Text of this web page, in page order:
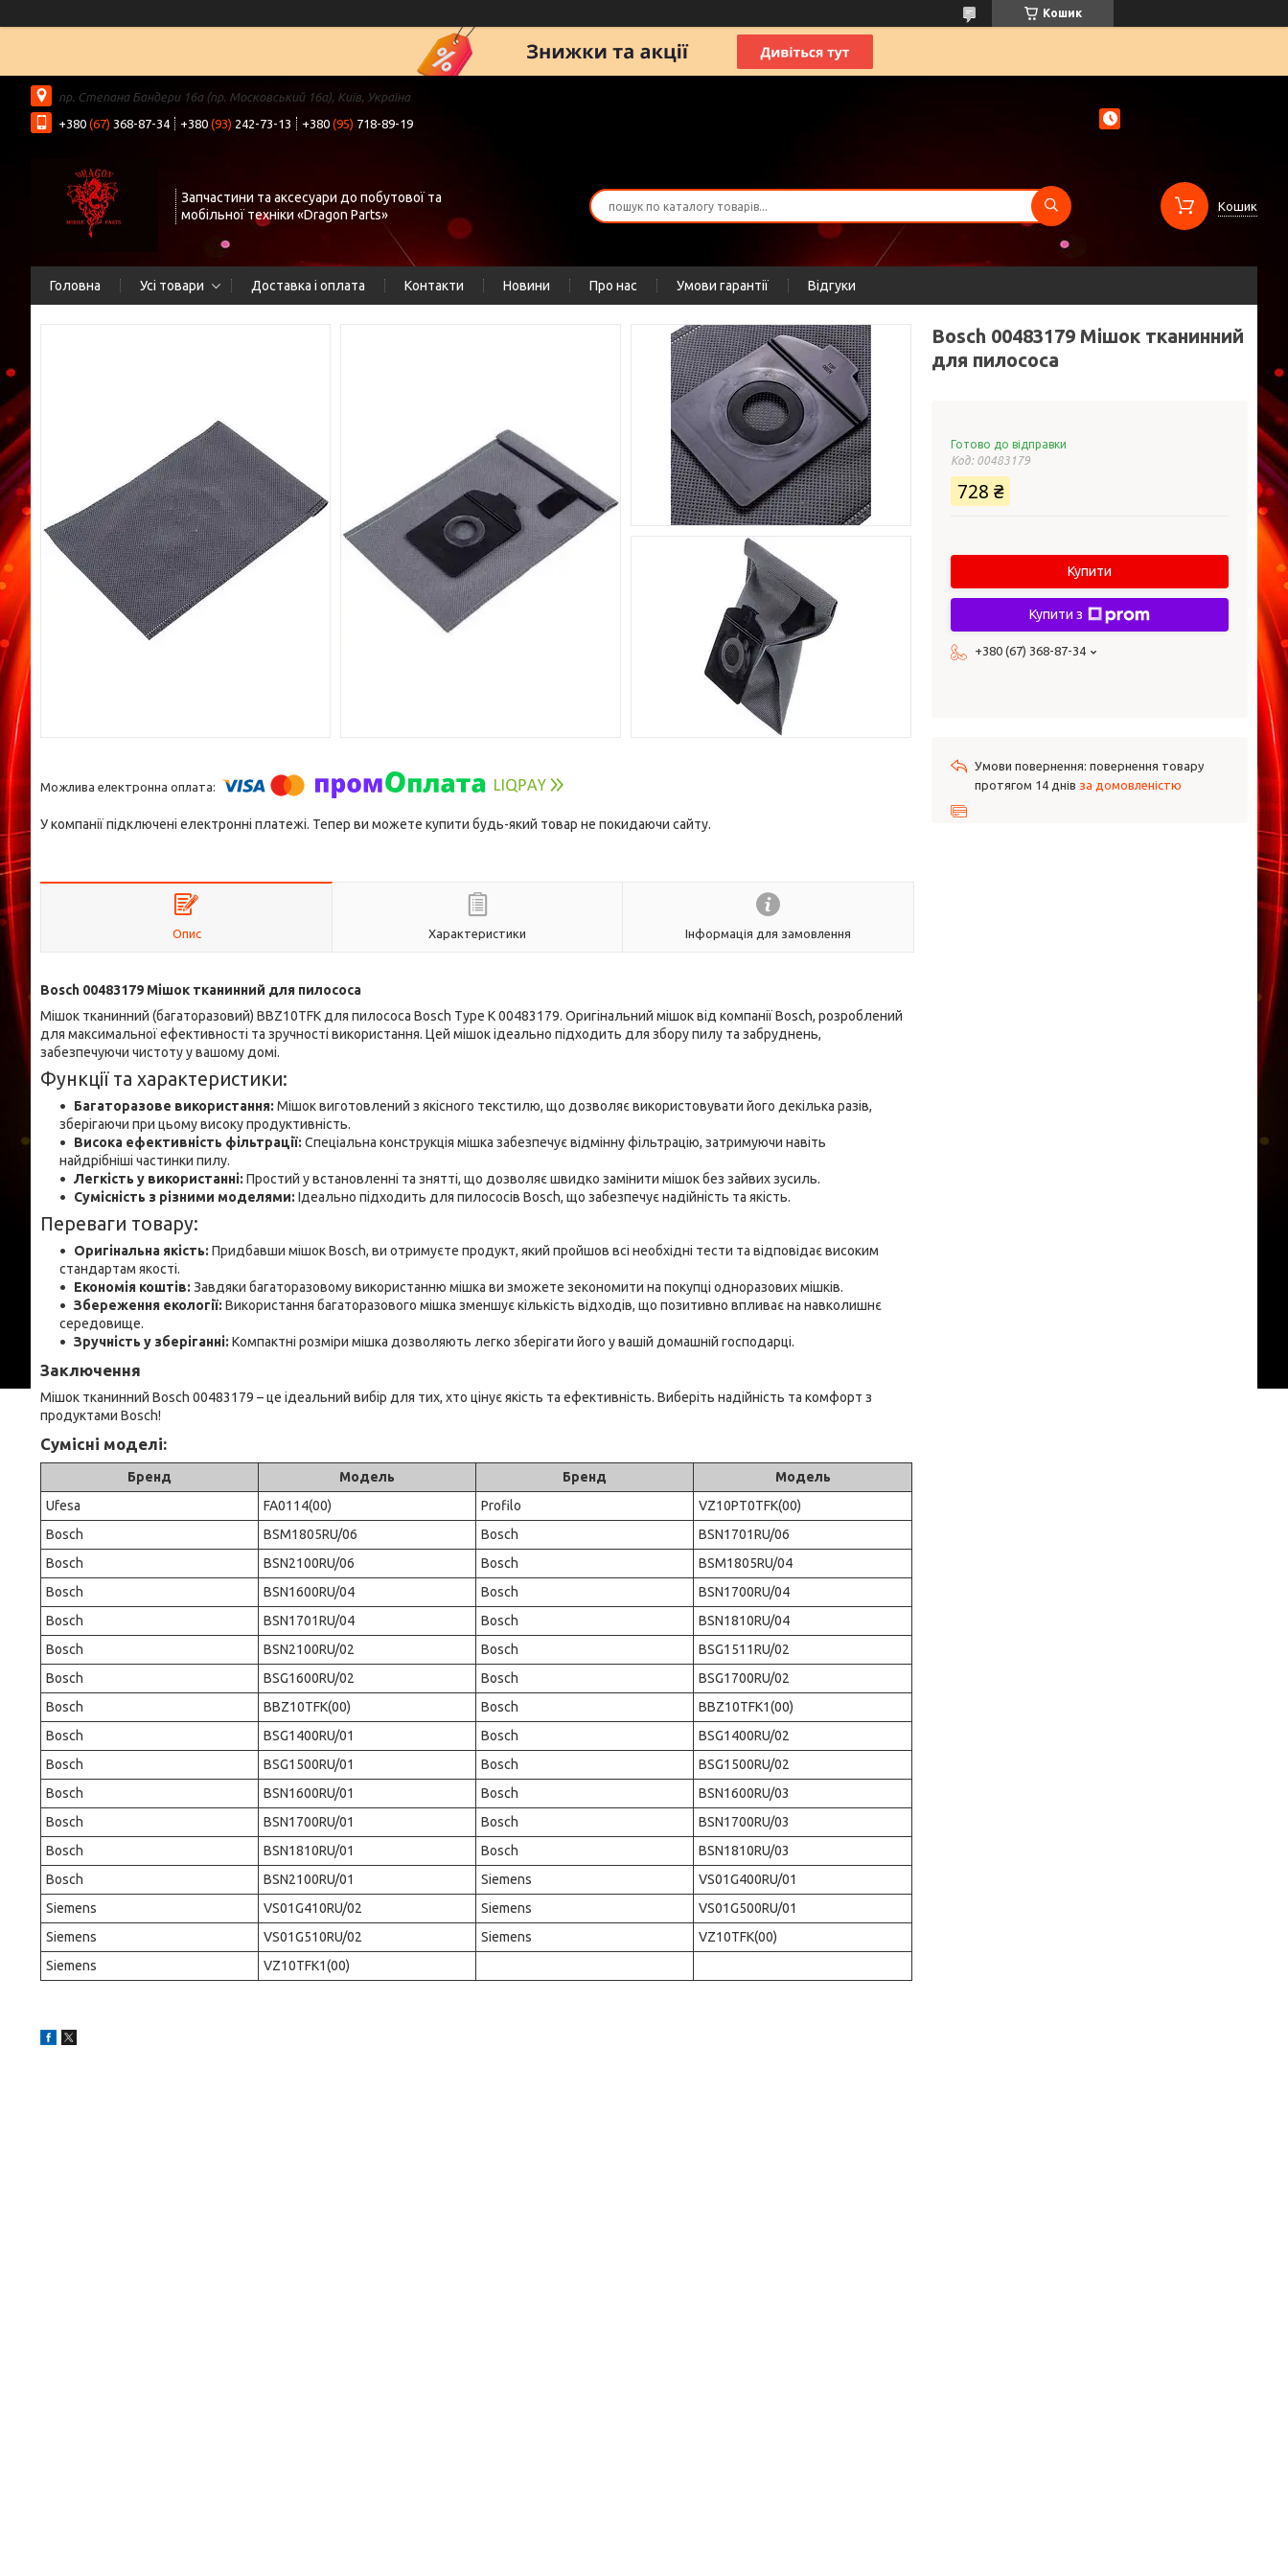
Кошик
пр. Степана Бандери 16а (пр. Московський 16а), Київ, Україна
+380 (67) 368-87-34 +380 (93) 242-73-13 +380 (95) 718-89-19
Запчастини та аксесуари до побутової та
мобільної техніки «Dragon Parts»
Кошик
Головна Усі товари Доставка і оплата Контакти Новини Про нас Умови гарантії Відгуки
У компанії підключені електронні платежі. Тепер ви можете купити будь-який товар не покидаючи сайту.
Опис Характеристики Інформація для замовлення
Bosch 00483179 Мішок тканинний для пилососа
Мішок тканинний (багаторазовий) BBZ10TFK для пилососа Bosch Type K 00483179. Оригінальний мішок від компанії Bosch, розроблений
для максимальної ефективності та зручності використання. Цей мішок ідеально підходить для збору пилу та забруднень,
забезпечуючи чистоту у вашому домі.
Функції та характеристики:
Багаторазове використання: Мішок виготовлений з якісного текстилю, що дозволяє використовувати його декілька разів,
зберігаючи при цьому високу продуктивність.
Висока ефективність фільтрації: Спеціальна конструкція мішка забезпечує відмінну фільтрацію, затримуючи навіть
найдрібніші частинки пилу.
Легкість у використанні: Простий у встановленні та знятті, що дозволяє швидко замінити мішок без зайвих зусиль.
Сумісність з різними моделями: Ідеально підходить для пилососів Bosch, що забезпечує надійність та якість.
Переваги товару:
Оригінальна якість: Придбавши мішок Bosch, ви отримуєте продукт, який пройшов всі необхідні тести та відповідає високим
стандартам якості.
Економія коштів: Завдяки багаторазовому використанню мішка ви зможете зекономити на покупці одноразових мішків.
Збереження екології: Використання багаторазового мішка зменшує кількість відходів, що позитивно впливає на навколишнє
середовище.
Зручність у зберіганні: Компактні розміри мішка дозволяють легко зберігати його у вашій домашній господарці.
Заключення
Мішок тканинний Bosch 00483179 – це ідеальний вибір для тих, хто цінує якість та ефективність. Виберіть надійність та комфорт з
продуктами Bosch!
Сумісні моделі:
Бренд Модель Бренд
Модель
Ufesa
FA0114(00) Profilo
VZ10PT0TFK(00)
Bosch
BSM1805RU/06 Bosch
BSN1701RU/06
Bosch
BSN2100RU/06 Bosch
BSM1805RU/04
Bosch
BSN1600RU/04 Bosch
BSN1700RU/04
Bosch
BSN1701RU/04 Bosch
BSN1810RU/04
Bosch
BSN2100RU/02 Bosch
BSG1511RU/02
Bosch
BSG1600RU/02 Bosch
BSG1700RU/02
Bosch
BBZ10TFK(00) Bosch
BBZ10TFK1(00)
Bosch
BSG1400RU/01 Bosch
BSG1400RU/02
Bosch
BSG1500RU/01 Bosch
BSG1500RU/02
Bosch
BSN1600RU/01 Bosch
BSN1600RU/03
Bosch
BSN1700RU/01 Bosch
BSN1700RU/03
Bosch
BSN1810RU/01 Bosch
BSN1810RU/03
Bosch
BSN2100RU/01 Siemens
VS01G400RU/01
Siemens
VS01G410RU/02 Siemens
VS01G500RU/01
Siemens
VS01G510RU/02 Siemens
VZ10TFK(00)
Siemens
VZ10TFK1(00)
Bosch 00483179 Мішок тканинний
для пилососа
Готово до відправки
Код: 00483179
728 ₴
Купити
Купити з
+380 (67) 368-87-34
повернення товару
протягом 14 днів за домовленістю